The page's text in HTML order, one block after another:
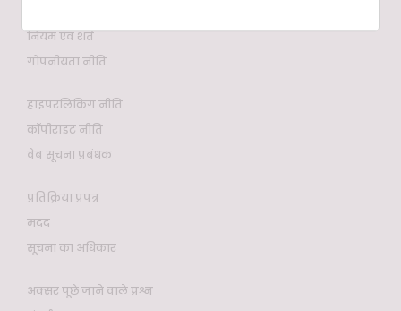
नियम एवं शर्तें
गोपनीयता नीति
हाइपरलिंकिंग नीति
कॉपीराइट नीति
वेब सूचना प्रबंधक
प्रतिक्रिया प्रपत्र
मदद
सूचना का अधिकार
अक्सर पूछे जाने वाले प्रश्न